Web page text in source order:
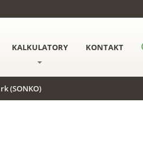
KALKULATORY KONTAKT
(SONKO)